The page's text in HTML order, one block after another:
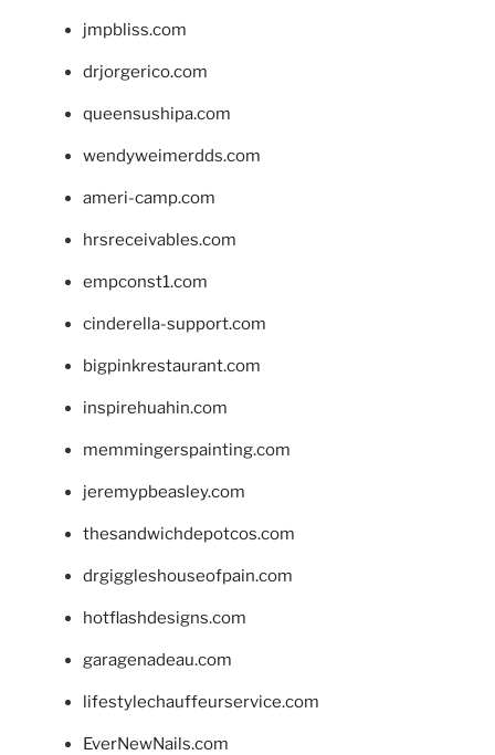
jmpbliss.com
drjorgerico.com
queensushipa.com
wendyweimerdds.com
ameri-camp.com
hrsreceivables.com
empconst1.com
cinderella-support.com
bigpinkrestaurant.com
inspirehuahin.com
memmingerspainting.com
jeremypbeasley.com
thesandwichdepotcos.com
drgiggleshouseofpain.com
hotflashdesigns.com
garagenadeau.com
lifestylechauffeurservice.com
EverNewNails.com